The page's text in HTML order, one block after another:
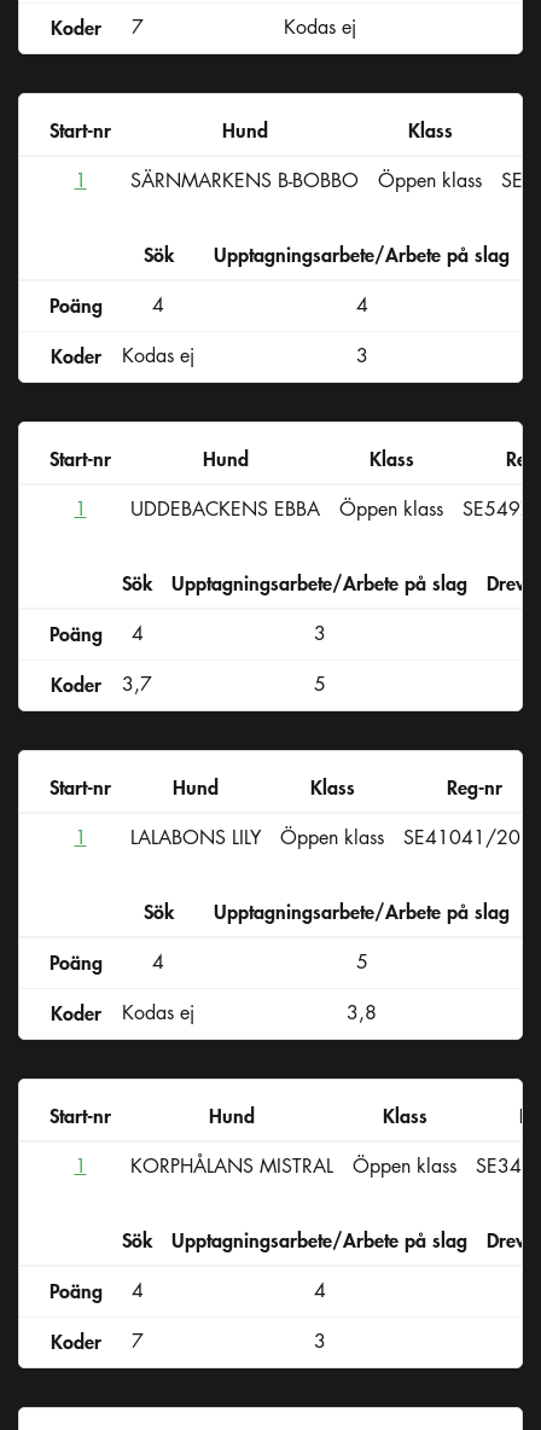
Koder 7 Kodas ej
Start-nr Hund
Klass
1
SÄRNMARKENS B-BOBBO Öppen klass
Sök Upptagningsarbete/Arbete på slag
Poäng
4
4
Koder
Kodas ej 3
Start-nr Hund Klass
1
UDDEBACKENS EBBA Öppen klass
Sök Upptagningsarbete/Arbete på slag
Poäng
4 3
Koder
3,7 5
Start-nr Hund Klass
Reg-nr
1
LALABONS LILY Öppen klass SE41041/
Sök Upptagningsarbete/Arbete på slag
Poäng
4
5
Koder
Kodas ej 3,8
Start-nr Hund Klass
1
KORPHÅLANS MISTRAL Öppen klass
Sök Upptagningsarbete/Arbete på slag
Poäng
4 4
Koder
7 3